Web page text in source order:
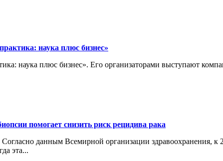
наука плюс бизнес»
наука плюс бизнес». Его организаторами выступают
помогает снизить риск рецидива рака
данным Всемирной организации здравоохранения, к
эта...